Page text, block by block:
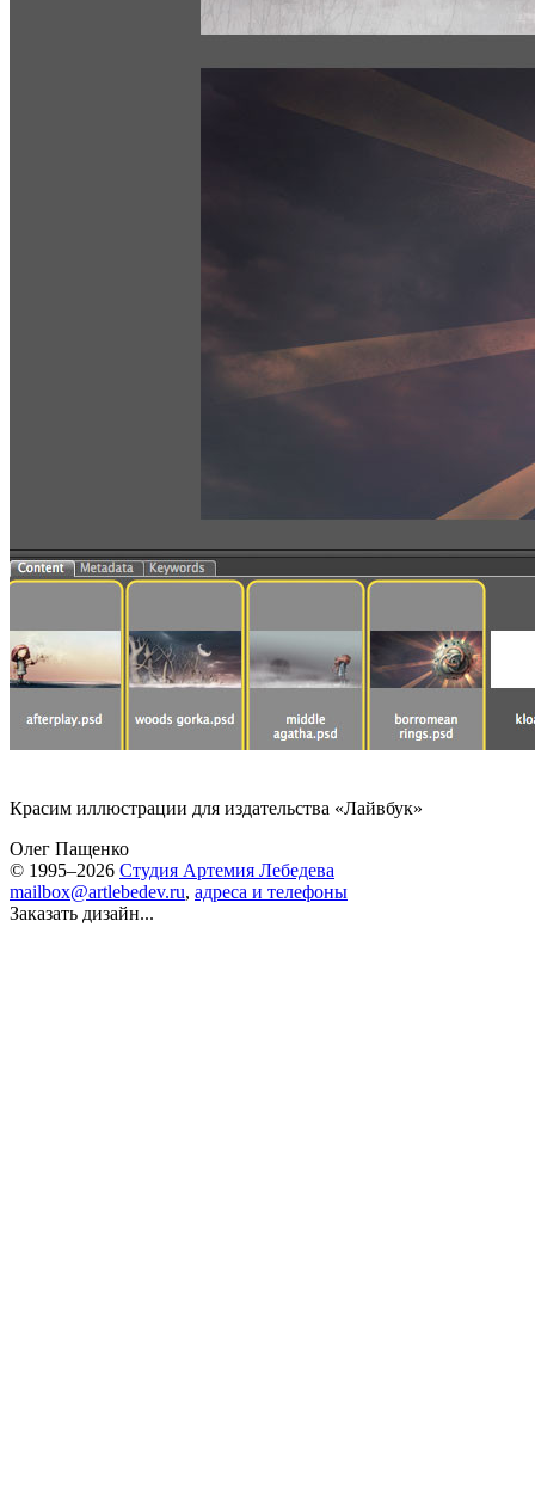
Красим иллюстрации для издательства «Лайвбук»
Олег Пащенко
© 1995–2026 Студия Артемия Лебедева
mailbox@artlebedev.ru, адреса и телефоны
Заказать дизайн...